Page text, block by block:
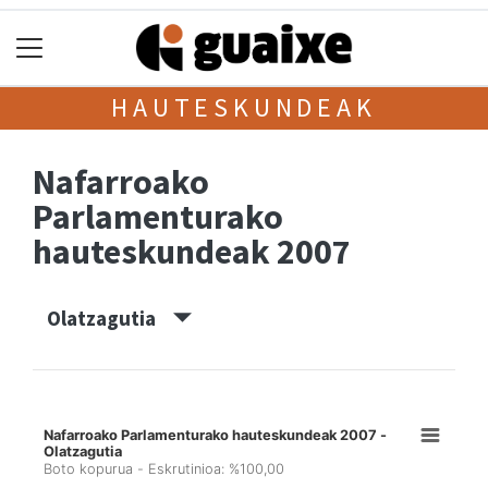
HAUTESKUNDEAK
Nafarroako
Parlamenturako
hauteskundeak 2007
Olatzagutia
Nafarroako Parlamenturako hauteskundeak 2007 -
Olatzagutia
Boto kopurua - Eskrutinioa: %100,00